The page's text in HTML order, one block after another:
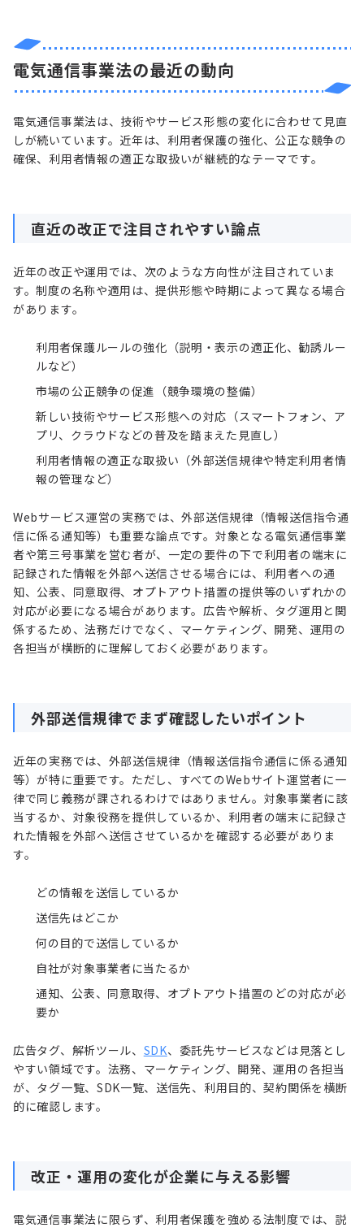
電気通信事業法の最近の動向
電気通信事業法は、技術やサービス形態の変化に合わせて見直
しが続いています。近年は、利用者保護の強化、公正な競争の
確保、利用者情報の適正な取扱いが継続的なテーマです。
直近の改正で注目されやすい論点
近年の改正や運用では、次のような方向性が注目されていま
す。制度の名称や適用は、提供形態や時期によって異なる場合
があります。
利用者保護ルールの強化（説明・表示の適正化、勧誘ルー
ルなど）
市場の公正競争の促進（競争環境の整備）
新しい技術やサービス形態への対応（スマートフォン、ア
プリ、クラウドなどの普及を踏まえた見直し）
利用者情報の適正な取扱い（外部送信規律や特定利用者情
報の管理など）
Webサービス運営の実務では、外部送信規律（情報送信指令通
信に係る通知等）も重要な論点です。対象となる電気通信事業
者や第三号事業を営む者が、一定の要件の下で利用者の端末に
記録された情報を外部へ送信させる場合には、利用者への通
知、公表、同意取得、オプトアウト措置の提供等のいずれかの
対応が必要になる場合があります。広告や解析、タグ運用と関
係するため、法務だけでなく、マーケティング、開発、運用の
各担当が横断的に理解しておく必要があります。
外部送信規律でまず確認したいポイント
近年の実務では、外部送信規律（情報送信指令通信に係る通知
等）が特に重要です。ただし、すべてのWebサイト運営者に一
律で同じ義務が課されるわけではありません。対象事業者に該
当するか、対象役務を提供しているか、利用者の端末に記録さ
れた情報を外部へ送信させているかを確認する必要がありま
す。
どの情報を送信しているか
送信先はどこか
何の目的で送信しているか
自社が対象事業者に当たるか
通知、公表、同意取得、オプトアウト措置のどの対応が必
要か
広告タグ、解析ツール、 SDK、委託先サービスなどは見落とし
やすい領域です。法務、マーケティング、開発、運用の各担当
が、タグ一覧、SDK一覧、送信先、利用目的、契約関係を横断
的に確認します。
改正・運用の変化が企業に与える影響
電気通信事業法に限らず、利用者保護を強める法制度では、説